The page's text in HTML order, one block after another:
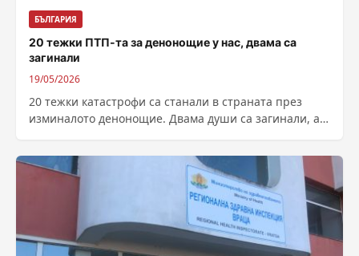
БЪЛГАРИЯ
20 тежки ПТП-та за денонощие у нас, двама са
загинали
19/05/2026
20 тежки катастрофи са станали в страната през
изминалото денонощие. Двама души са загинали, а